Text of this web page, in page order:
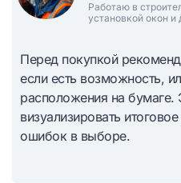
Работаю в
установкой окон и
Перед покупкой
если есть возможность,
расположения на
визуализировать
ошибок в выборе.